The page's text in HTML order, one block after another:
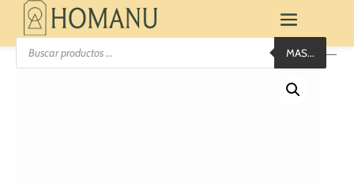
Búsqueda
productos
MAS...